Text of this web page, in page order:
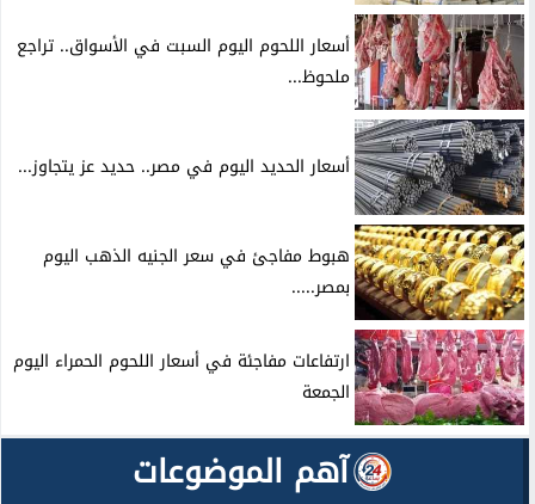
أسعار اللحوم اليوم السبت في الأسواق.. تراجع
ملحوظ...
أسعار الحديد اليوم في مصر.. حديد عز يتجاوز...
هبوط مفاجئ في سعر الجنيه الذهب اليوم
بمصر.....
ارتفاعات مفاجئة في أسعار اللحوم الحمراء اليوم
الجمعة
آهم الموضوعات